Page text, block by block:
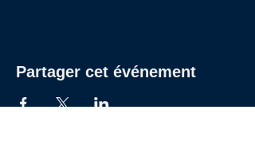
Partager cet événement